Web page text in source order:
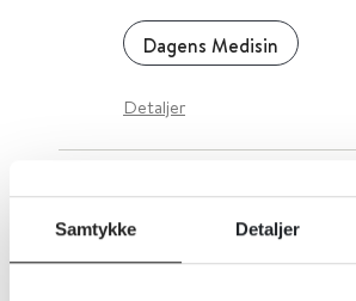
Samtykke Detaljer
Dagens Medisin
Detaljer
Felleskatalogen og
Helsebiblioteket med
bivirkningsverktøy